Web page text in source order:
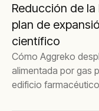
Reducción de
plan de
científico
Cómo Aggreko
alimentada por gas
edificio